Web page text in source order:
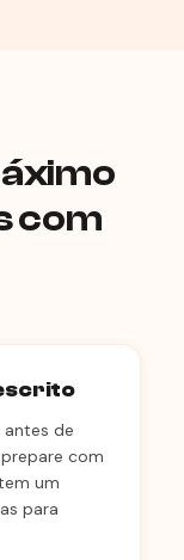
com
antes de
com
um
para